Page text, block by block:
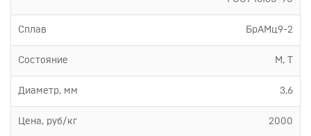
Сплав БрАМц9-2
Состояние М, Т
Диаметр, мм 3,6
Цена, руб/кг 2000